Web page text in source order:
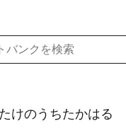
けのうちたかはる